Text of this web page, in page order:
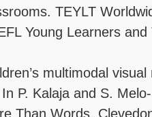
TEYLT
Young Learners
multimodal
P. Kalaja and S.
Than Words.